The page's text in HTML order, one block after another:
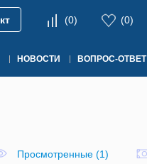
(0) (0)
НОВОСТИ ВОПРОС-ОТВЕТ
Просмотренные (1)